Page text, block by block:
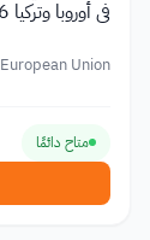
في أوروبا وتركيا 2026
European Union
متاح دائمًا